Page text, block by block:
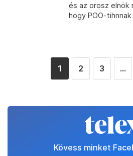
és az orosz elnök
hogy POO-
1 2 3 ...
Kövess minket